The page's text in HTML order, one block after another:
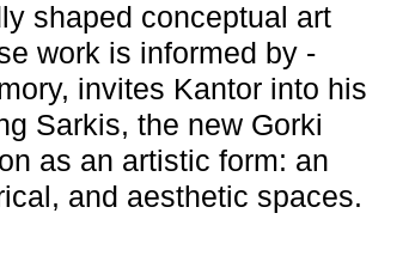
shaped conceptual art
work is informed by
invites Kantor into his
Sarkis, the new Gorki
as an artistic form: an
and aesthetic spaces.